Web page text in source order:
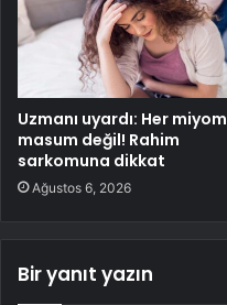
Uzmanı uyardı: Her miyom
masum değil! Rahim
sarkomuna dikkat
Ağustos 6, 2026
Bir yanıt yazın